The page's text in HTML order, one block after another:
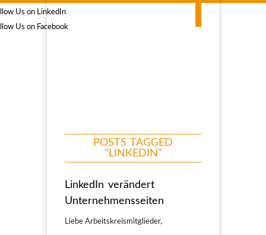
POSTS TAGGED
"LINKEDIN"
LinkedIn verändert
Unternehmensseiten
Liebe Arbeitskreismitglieder,